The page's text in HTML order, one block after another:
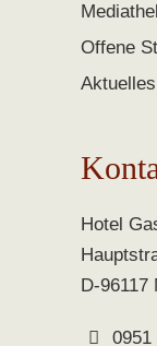
Offene
Aktuelles
Hotel
D-96117
0951